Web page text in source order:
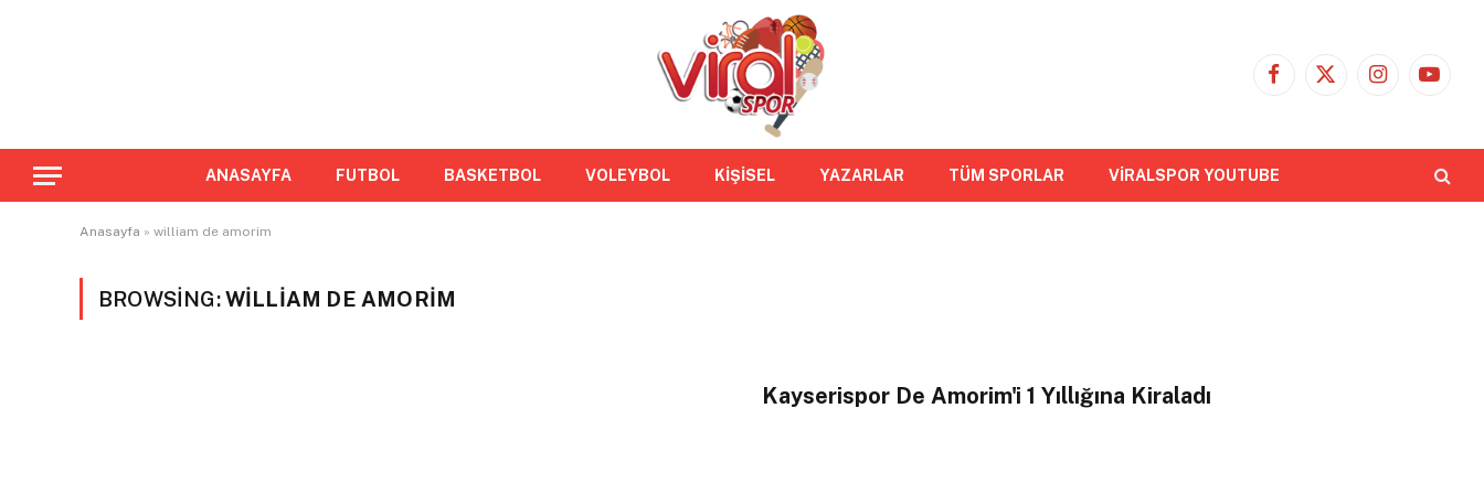
Facebook
X
Instagram
ANASAYFA FUTBOL BASKETBOL VOLEYBOL KİŞİSEL YAZARLAR TÜM SPORLAR VİRALSPOR YOUTUBE
Anasayfa » william de amorim
BROWSING:WILLIAM DE AMORIM
Kayserispor De Amorim'i 1 Yıllığına Kiraladı